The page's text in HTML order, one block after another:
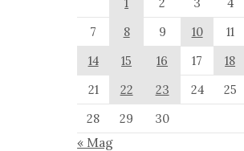
7
8 9 10 11
14
15 16 17 18
21
22 23 24 25
28
29 30
« Mag